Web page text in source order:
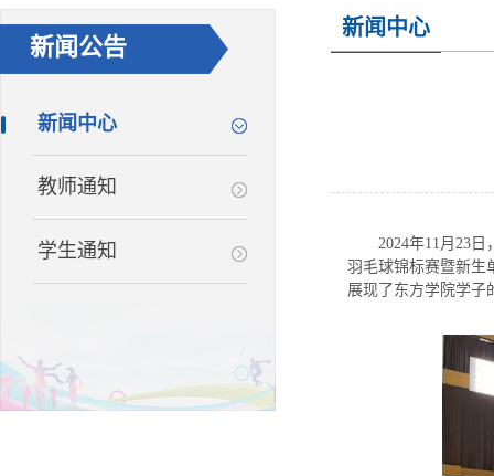
新闻中心
2024年11月 23 日
羽毛球锦标赛暨新生
展现了东方学院学子
新闻公告
新闻中心
教师通知
学生通知